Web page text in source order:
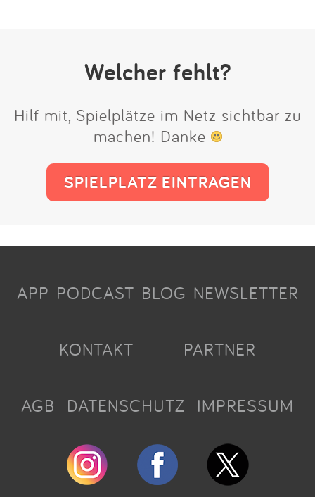
Welcher fehlt?
Hilf mit, Spielplätze im Netz sichtbar zu
machen! Danke
SPIELPLATZ EINTRAGEN
APP PODCAST BLOG NEWSLETTER
KONTAKT PARTNER
AGB DATENSCHUTZ IMPRESSUM